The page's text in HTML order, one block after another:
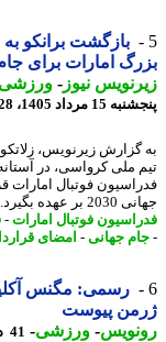
بازگشت برانکو به
امارات برای جام
نیوز-ورزشی-
1405، 21:28
زیرنویس، زلاتکو
ملی کرواسی، در آستانه
فوتبال امارات قرار
عهده بگیرد.
فوتبال امارات-
جهانی-امضای قرارداد -
رسمی: مگنس
پیوست
-ورزشی-